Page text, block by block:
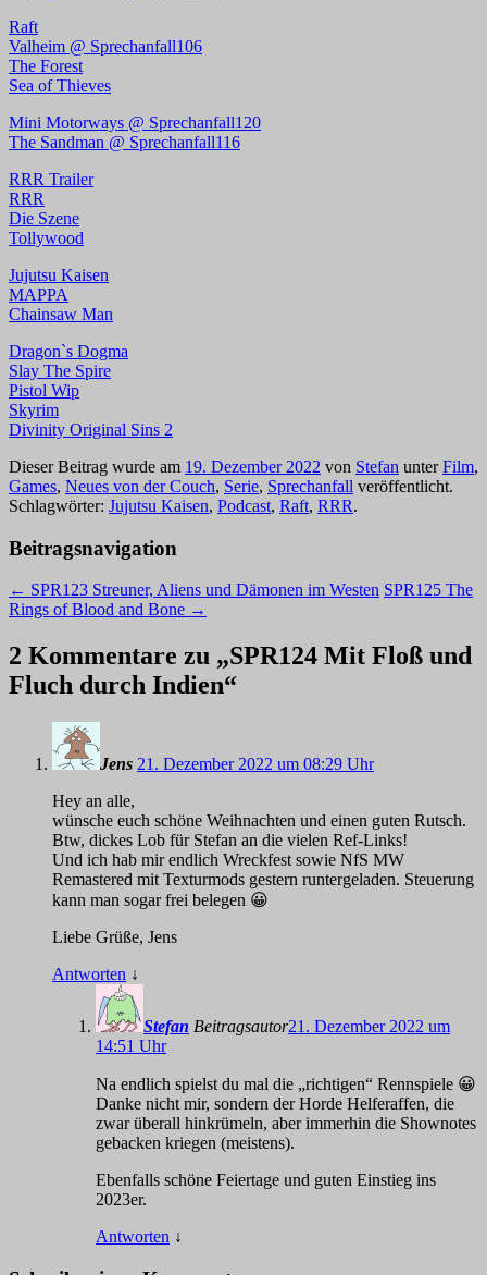
Raft
Valheim @ Sprechanfall106
The Forest
Sea of Thieves
Mini Motorways @ Sprechanfall120
The Sandman @ Sprechanfall116
RRR Trailer
RRR
Die Szene
Tollywood
Jujutsu Kaisen
MAPPA
Chainsaw Man
Dragon`s Dogma
Slay The Spire
Pistol Wip
Skyrim
Divinity Original Sins 2
Dieser Beitrag wurde am 19. Dezember 2022 von Stefan unterFilm,
Games, Neues von der Couch, Serie, Sprechanfall veröffentlicht.
Schlagwörter: Jujutsu Kaisen, Podcast, Raft, RRR.
Beitragsnavigation
← SPR123 Streuner, Aliens und Dämonen im Westen SPR125 The
Rings of Blood and Bone →
2 Kommentare zu „SPR124 Mit Floß und
Fluch durch Indien“
Jens 21. Dezember 2022 um 08:29 Uhr
Hey an alle,
wünsche euch schöne Weihnachten und einen guten Rutsch.
Btw, dickes Lob für Stefan an die vielen Ref-Links!
Und ich hab mir endlich Wreckfest sowie NfS MW
Remastered mit Texturmods gestern runtergeladen. Steuerung
kann man sogar frei belegen 😀
Liebe Grüße, Jens
Antworten ↓
Stefan Beitragsautor21. Dezember 2022 um
14:51 Uhr
Na endlich spielst du mal die „richtigen“ Rennspiele 😀
Danke nicht mir, sondern der Horde Helferaffen, die
zwar überall hinkrümeln, aber immerhin die Shownotes
gebacken kriegen (meistens).
Ebenfalls schöne Feiertage und guten Einstieg ins
2023er.
Antworten ↓